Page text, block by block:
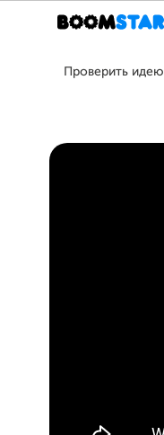
Проверить идею